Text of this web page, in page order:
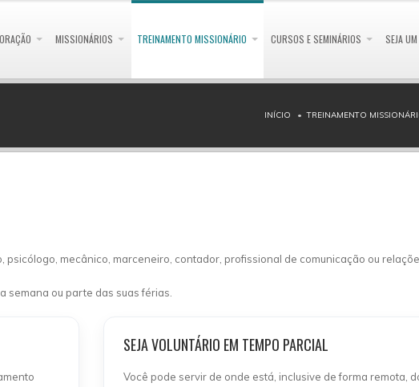
MISSIONÁRIOS TREINAMENTO MISSIONÁRIO CURSOS E SEMINÁRIOS SEJA
INÍCIO TREINAMENTO
mecânico, marceneiro, contador, profissional de comunicação ou
semana ou parte das suas férias.
SEJA VOLUNTÁRIO EM TEMPO PARCIAL
Você pode servir de onde está, inclusive de forma remota,